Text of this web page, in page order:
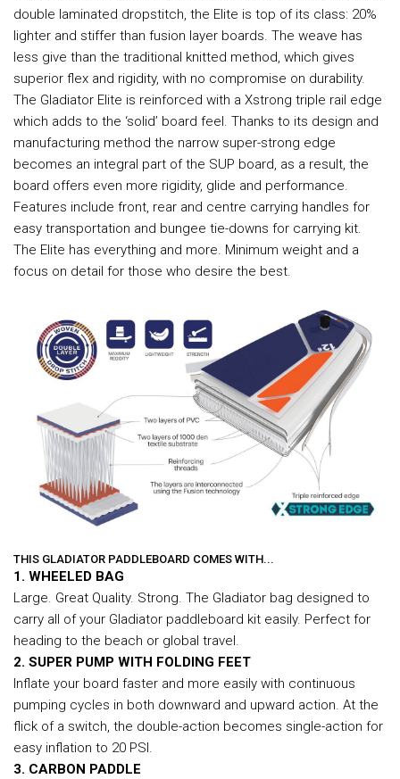
double laminated dropstitch, the Elite is top of its class: 20%
lighter and stiffer than fusion layer boards. The weave has
less give than the traditional knitted method, which gives
superior flex and rigidity, with no compromise on durability.
The Gladiator Elite is reinforced with a Xstrong triple rail edge
which adds to the ‘solid’ board feel. Thanks to its design and
manufacturing method the narrow super-strong edge
becomes an integral part of the SUP board, as a result, the
board offers even more rigidity, glide and performance.
Features include front, rear and centre carrying handles for
easy transportation and bungee tie-downs for carrying kit.
The Elite has everything and more. Minimum weight and a
focus on detail for those who desire the best.
THIS GLADIATOR PADDLEBOARD COMES WITH...
1. WHEELED BAG
Large. Great Quality. Strong. The Gladiator bag designed to
carry all of your Gladiator paddleboard kit easily. Perfect for
heading to the beach or global travel.
2. SUPER PUMP WITH FOLDING FEET
Inflate your board faster and more easily with continuous
pumping cycles in both downward and upward action. At the
flick of a switch, the double-action becomes single-action for
easy inflation to 20 PSI.
3. CARBON PADDLE